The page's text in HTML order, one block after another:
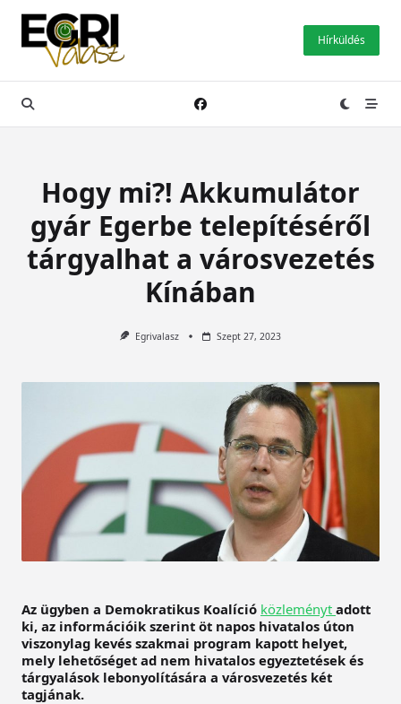
Skip
content
Hírküldés
Hogy mi?! Akkumulátor
gyár Egerbe telepítéséről
tárgyalhat a városvezetés
Kínában
Egrivalasz Szept 27, 2023
Az ügyben a Demokratikus Koalíció közleményt adott
ki, az információik szerint öt napos hivatalos úton
viszonylag kevés szakmai program kapott helyet,
mely lehetőséget ad nem hivatalos egyeztetések és
tárgyalások lebonyolítására a városvezetés két
tagjának.